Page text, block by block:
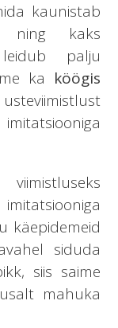
kaunistab
ning kaks
palju
ka köögis
käepidemeid
siduda
siis saime
mahuka